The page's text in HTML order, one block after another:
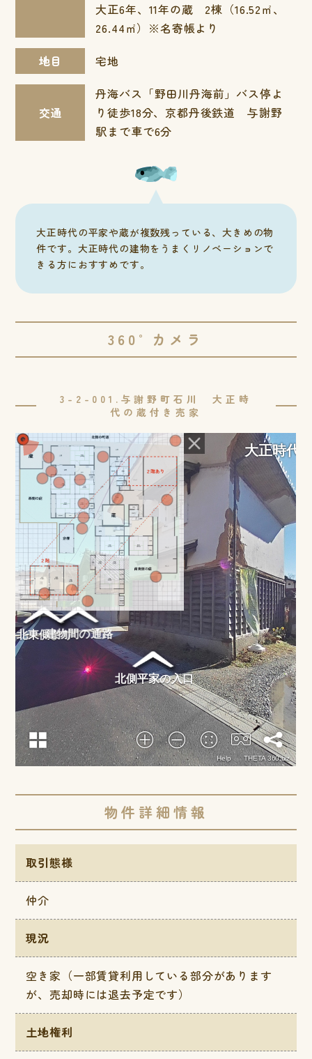
大正6年、11年の蔵 2棟（16.52㎡、
26.44㎡）※名寄帳より
地目
宅地
交通
丹海バス「野田川丹海前」バス停よ
り徒歩18分、京都丹後鉄道 与謝野
駅まで車で6分
大正時代の平家や蔵が複数残っている、大きめの物
件です。大正時代の建物をうまくリノベーションで
きる方におすすめです。
360°カメラ
3-2-001.与謝野町石川 大正時
代の蔵付き売家
物件詳細情報
取引態様
仲介
現況
空き家（一部賃貸利用している部分があります
が、売却時には退去予定です）
土地権利